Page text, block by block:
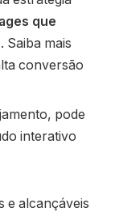
que
. Saiba mais
conversão
pode
interativo
e alcançáveis